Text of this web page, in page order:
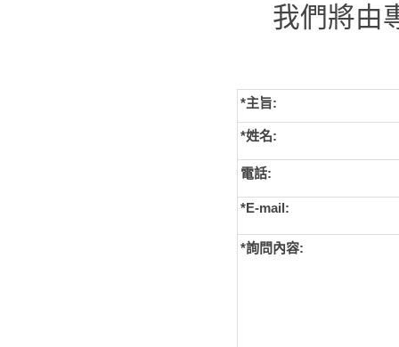
我們將由
*主旨:
*姓名:
電話:
*E-mail:
*詢問內容: